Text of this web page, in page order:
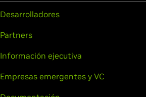
Desarrolladores
Partners
Información ejecutiva
Empresas emergentes y VC